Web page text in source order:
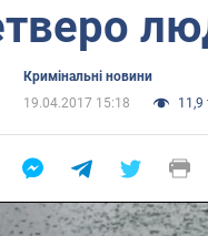
Кримінальні новини
19.04.2017 15:18
11,9